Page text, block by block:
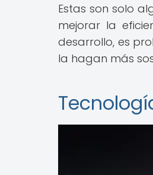
Estas son solo
mejorar la
desarrollo, es
la hagan más